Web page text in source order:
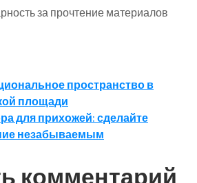
за прочтение материалов
пространство в
площади
для прихожей: сделайте
незабываемым
комментарий